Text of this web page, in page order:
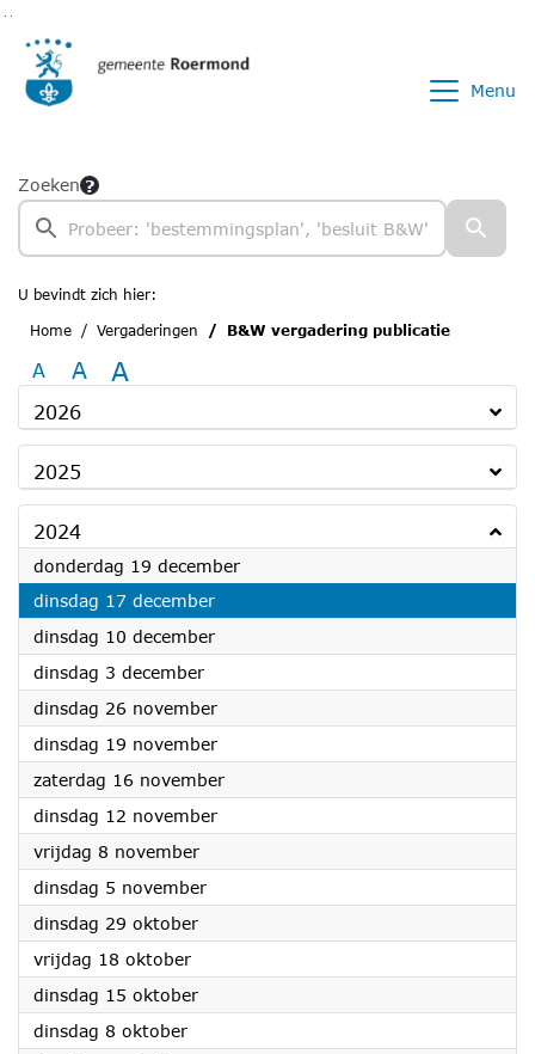
Menu
Zoeken
U bevindt zich hier:
Home
Vergaderingen B&W vergadering publicatie
A A A
2026
2025
2024
donderdag 19 december2024
dinsdag 17 december2024
dinsdag 10 december2024
dinsdag 3 december2024
dinsdag 26 november2024
dinsdag 19 november2024
zaterdag 16 november2024
dinsdag 12 november2024
vrijdag 8 november2024
dinsdag 5 november2024
dinsdag 29 oktober2024
vrijdag 18 oktober2024
dinsdag 15 oktober2024
dinsdag 8 oktober2024